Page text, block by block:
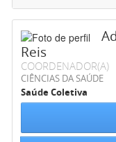
Reis
COORDENADOR(A)
CIÊNCIAS DA SAÚDE
Saúde Coletiva